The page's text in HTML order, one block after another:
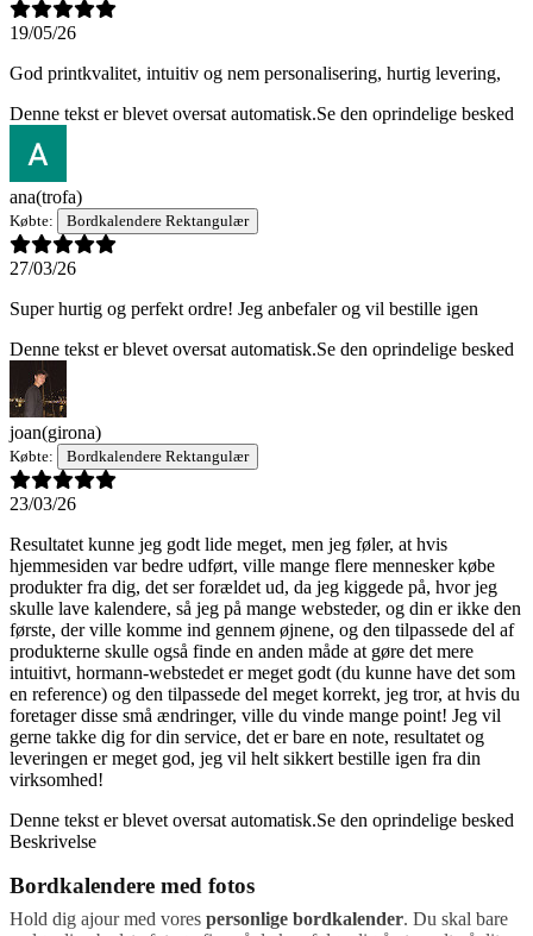
19/05/26
God printkvalitet, intuitiv og nem personalisering, hurtig levering,
Denne tekst er blevet oversat automatisk.Se den oprindelige besked
ana(trofa)
Købte: Bordkalendere Rektangulær
27/03/26
Super hurtig og perfekt ordre! Jeg anbefaler og vil bestille igen
Denne tekst er blevet oversat automatisk.Se den oprindelige besked
joan(girona)
Købte: Bordkalendere Rektangulær
23/03/26
Resultatet kunne jeg godt lide meget, men jeg føler, at hvis
hjemmesiden var bedre udført, ville mange flere mennesker købe
produkter fra dig, det ser forældet ud, da jeg kiggede på, hvor jeg
skulle lave kalendere, så jeg på mange websteder, og din er ikke den
første, der ville komme ind gennem øjnene, og den tilpassede del af
produkterne skulle også finde en anden måde at gøre det mere
intuitivt, hormann-webstedet er meget godt (du kunne have det som
en reference) og den tilpassede del meget korrekt, jeg tror, at hvis du
foretager disse små ændringer, ville du vinde mange point! Jeg vil
gerne takke dig for din service, det er bare en note, resultatet og
leveringen er meget god, jeg vil helt sikkert bestille igen fra din
virksomhed!
Denne tekst er blevet oversat automatisk.Se den oprindelige besked
Beskrivelse
Bordkalendere med fotos
Hold dig ajour med vores personlige bordkalender. Du skal bare